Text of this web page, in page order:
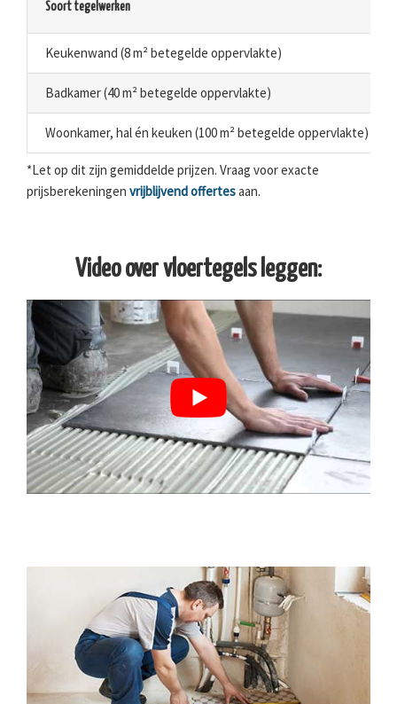
Soort tegelwerken
Keukenwand (8 m² betegelde oppervlakte)
Badkamer (40 m² betegelde oppervlakte)
Woonkamer, hal én keuken (100 m² betegelde oppervlakte)
*Let op dit zijn gemiddelde prijzen. Vraag voor exacte
prijsberekeningen vrijblijvend offertesaan.
Video over vloertegels leggen: